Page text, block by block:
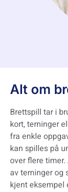
Alt om
Brettspill tar i
kort, terninger
fra enkle
kan spilles på
over flere
av terninger og
kjent eksempel